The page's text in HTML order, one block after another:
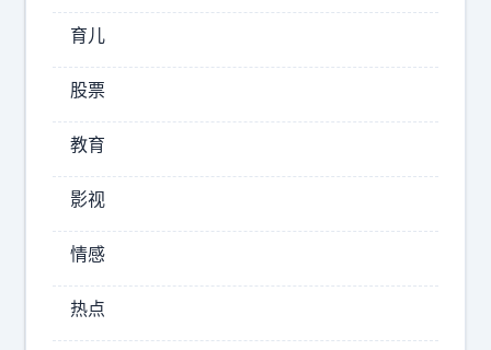
败
法
2026-
08-
09
12:11
李
幺
妹
用
育儿
股票
教育
影视
情感
热点